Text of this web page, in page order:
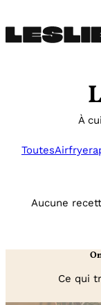
au
contenu
À
ToutesAirfryer
Aucune
Ce qui